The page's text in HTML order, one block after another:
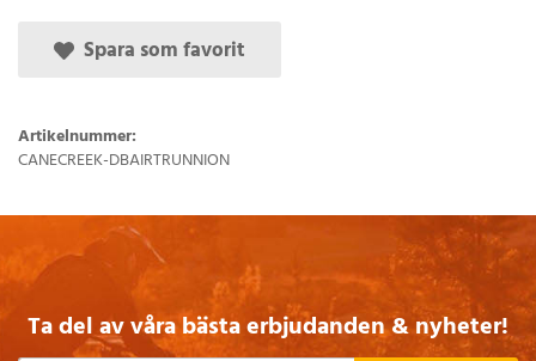
Spara som favorit
Artikelnummer:
CANECREEK-DBAIRTRUNNION
Ta del av våra bästa erbjudanden & nyheter!